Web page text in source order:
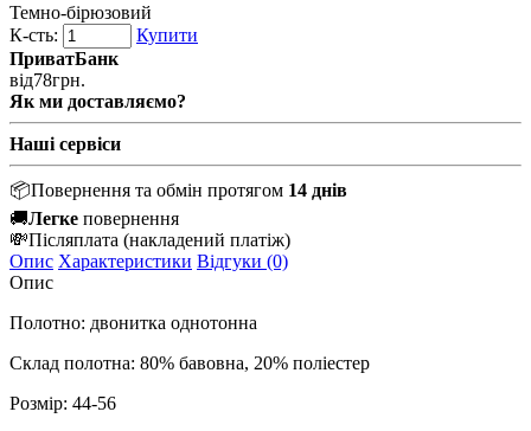
Темно-бірюзовий
К-сть:
Купити
ПриватБанк
від78грн.
Як ми доставляємо?
Наші сервіси
📦Повернення та обмін протягом 14 днів
🚚Легке повернення
💸Післяплата (накладений платіж)
Опис Характеристики Відгуки (0)
Опис
Полотно: двонитка однотонна
Склад полотна: 80% бавовна, 20% поліестер
Розмір: 44-56